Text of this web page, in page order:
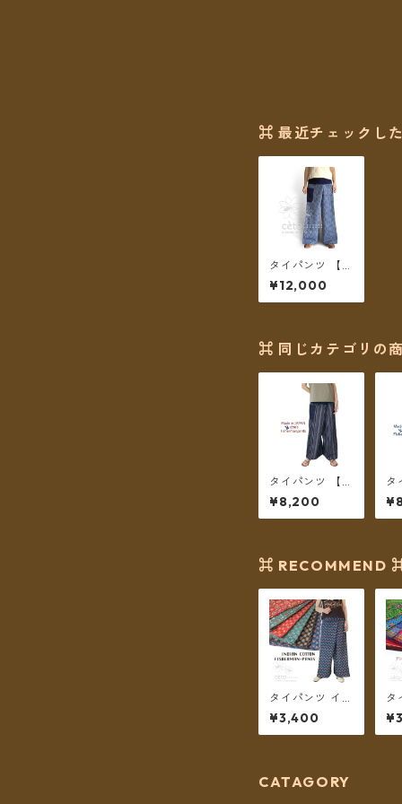
⌘ 最近チェックし
タイパンツ 【
きもの de タイ
パンツ 】no-13
＊送料無料＊
¥12,000
⌘ 同じカテゴリの
タイパンツ 【チ
ェトパン】 Fish
ermanpants-0
51 ＊メール便送
¥8,200
タ
ェ
54
⌘ RECOMMEND
タイパンツ イン
ド綿 インド更紗
no.6 小花＆ダ
マスク草花プリ
便送料無料】
¥3,400
タ
エ
ー
パ
CATAGORY